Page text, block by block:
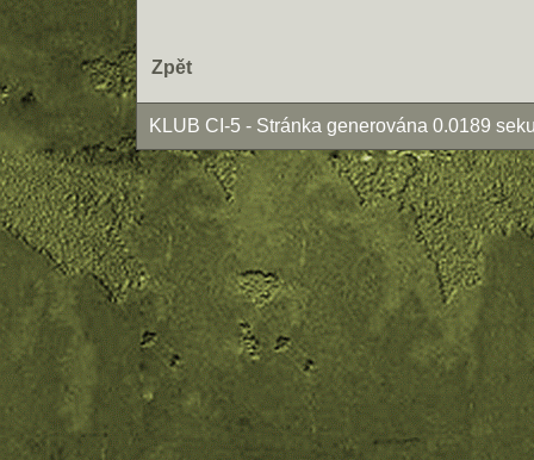
Zpět
KLUB CI-5 - Stránka generována 0.0189